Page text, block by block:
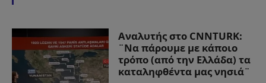
Αναλυτής στο CNNTURK:
¨Να πάρουμε με κάποιο
τρόπο (από την Ελλάδα) τα
καταληφθέντα μας νησιά¨